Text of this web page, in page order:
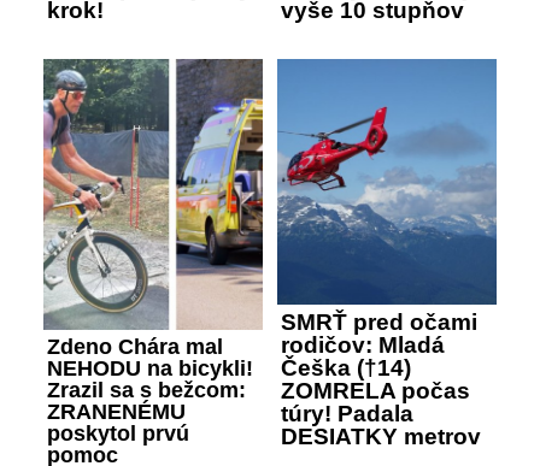
krok!
vyše 10 stupňov
Zdeno Chára mal
NEHODU na bicykli!
Zrazil sa s bežcom:
ZRANENÉMU
poskytol prvú
pomoc
SMRŤ pred očami
rodičov: Mladá
Češka (†14)
ZOMRELA počas
túry! Padala
DESIATKY metrov